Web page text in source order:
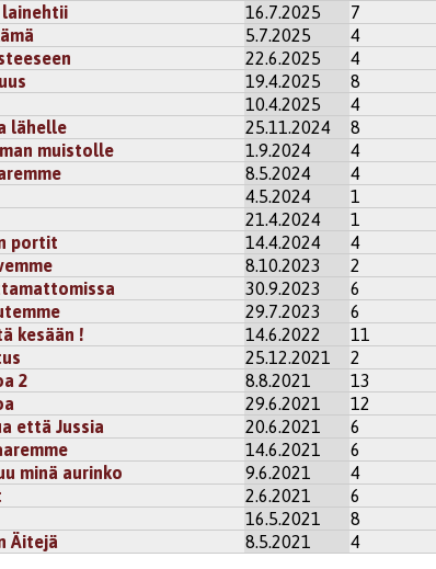
lainehtii 16.7.2025 7
5.7.2025 4
22.6.2025 4
19.4.2025 8
10.4.2025 4
lähelle 25.11.2024 8
muistolle 1.9.2024 4
8.5.2024 4
4.5.2024 1
21.4.2024 1
portit 14.4.2024 4
8.10.2023 2
30.9.2023 6
29.7.2023 6
kesään ! 14.6.2022 11
25.12.2021 2
2 8.8.2021 13
29.6.2021 12
että Jussia 20.6.2021 6
14.6.2021 6
minä aurinko 9.6.2021 4
2.6.2021 6
16.5.2021 8
Äitejä 8.5.2021 4